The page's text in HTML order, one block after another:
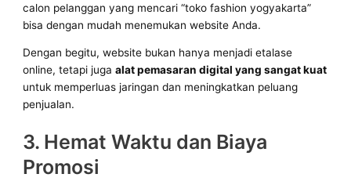
calon pelanggan yang mencari “toko fashion yogyakarta”
bisa dengan mudah menemukan website Anda.
Dengan begitu, website bukan hanya menjadi etalase
online, tetapi jugaalat pemasaran digital yang sangat kuat
untuk memperluas jaringan dan meningkatkan peluang
penjualan.
3. Hemat Waktu dan Biaya
Promosi